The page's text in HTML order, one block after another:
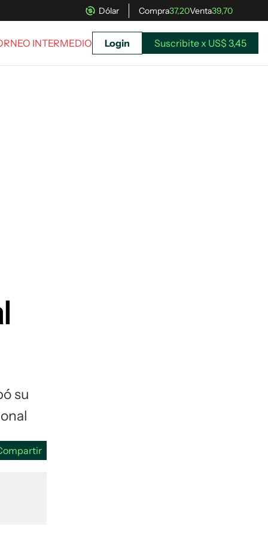
Dólar Compra37,20Venta39,70
en:
INTERMEDIO Login Suscribite x US$ 3,45
su